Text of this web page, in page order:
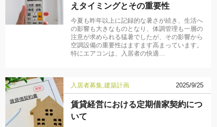
えタイミングとその重要性
今夏も昨年以上に記録的な暑さが続き、生活へ
の影響も大きなものとなり、体調管理も一層の
注意が求められる猛暑でしたが、その影響から
空調設備の重要性はますます高まっています。
特にエアコンは、入居者の快適…
入居者募集 建築計画 2025/9/25
賃貸経営における定期借家契約につ
いて